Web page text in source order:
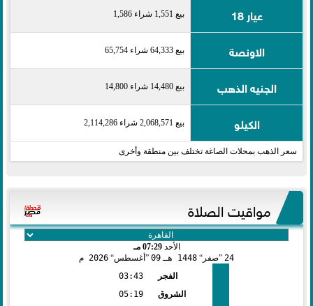
عيار 18 بيع 1,551 شراء 1,586
الاونصة بيع 64,333 شراء 65,754
الجنيه الذهب بيع 14,480 شراء 14,800
الكيلو بيع 2,068,571 شراء 2,114,286
سعر الذهب بمحلات الصاغة تختلف بين منطقة وأخرى
مواقيت الصلاة
الأحد07:29 مـ
24
صفر 1448 هـ 09 أغسطس 2026 م
الفجر
03:43
الشروق
05:19